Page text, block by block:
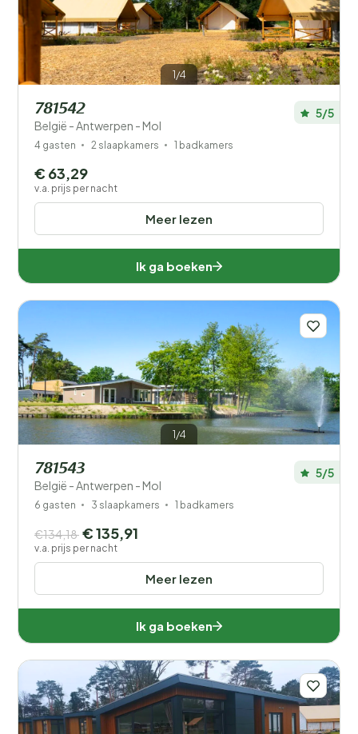
1/4
781542
België - Antwerpen - Mol
5/5
4 gasten 2 slaapkamers 1 badkamers
Meer lezen
€ 63,29
v.a. prijs per nacht
Ik ga boeken
1/4
781543
België - Antwerpen - Mol
5/5
6 gasten 3 slaapkamers 1 badkamers
Meer lezen
€134,18 € 135,91
v.a. prijs per nacht
Ik ga boeken